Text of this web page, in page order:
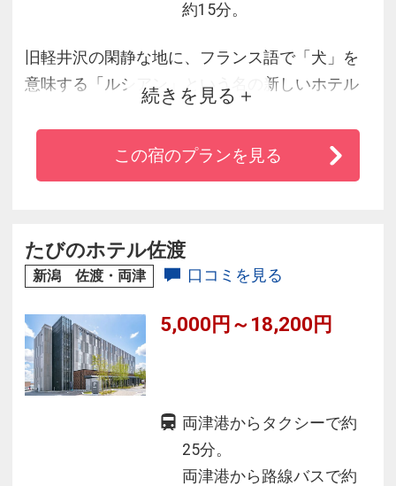
約15分。
旧軽井沢の閑静な地に、フランス語で「犬」を
意味する「ルシアン」という名の新しいホテル
が誕生。南仏薫るオシャレな館で心地よい休日
をご家族や愛犬とともにお過ごし下さい。
続きを見る
この宿のプランを見る
たびのホテル佐渡
新潟 佐渡・両津 口コミを見る
5,000円～18,200円
両津港からタクシーで約
25分。
両津港から路線バスで約